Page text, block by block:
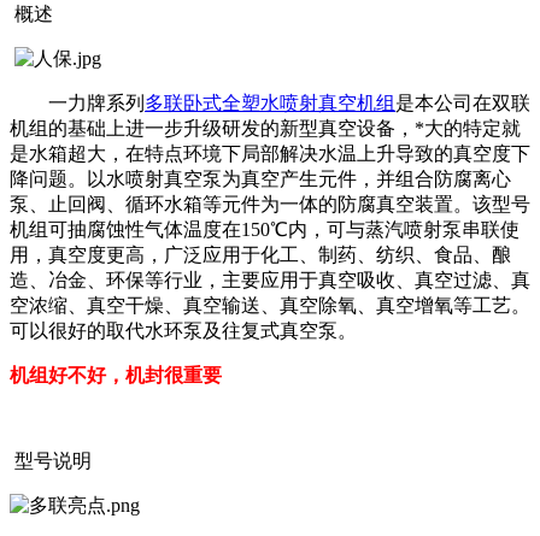
概述
一力牌系列 多联卧式全塑水喷射真空机组 是本公司在双联
机组的基础上进一步升级研发的新型真空设备，*大的特定就
是水箱超大，在特点环境下局部解决水温上升导致的真空度下
降问题。以水喷射真空泵为真空产生元件，并组合防腐离心
泵、止回阀、循环水箱等元件为一体的防腐真空装置。该型号
机组可抽腐蚀性气体温度在150℃内，可与蒸汽喷射泵串联使
用，真空度更高，广泛应用于化工、制药、纺织、食品、酿
造、冶金、环保等行业，主要应用于真空吸收、真空过滤、真
空浓缩、真空干燥、真空输送、真空除氧、真空增氧等工艺。
可以很好的取代水环泵及往复式真空泵。
机组好不好，机封很重要
型号说明